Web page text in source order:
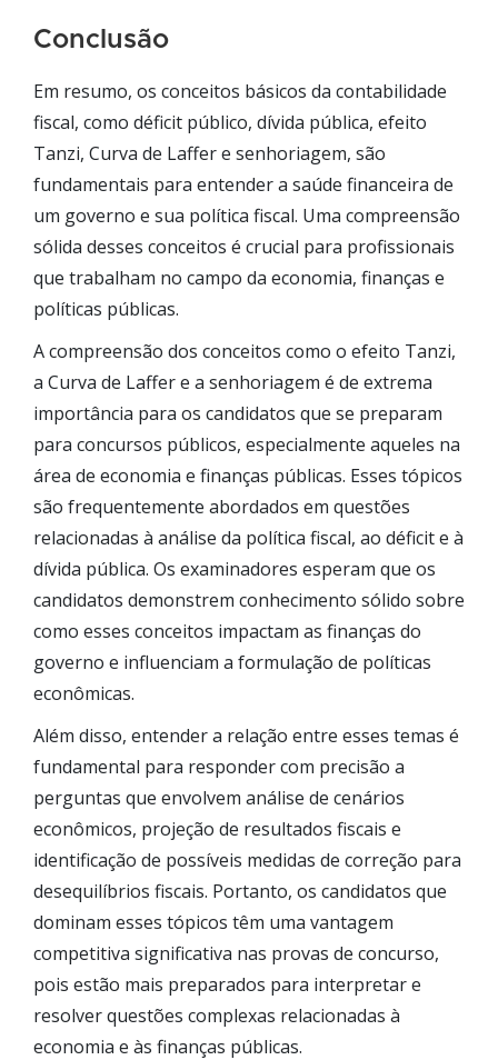
Conclusão
Em resumo, os conceitos básicos da contabilidade
fiscal, como déficit público, dívida pública, efeito
Tanzi, Curva de Laffer e senhoriagem, são
fundamentais para entender a saúde financeira de
um governo e sua política fiscal. Uma compreensão
sólida desses conceitos é crucial para profissionais
que trabalham no campo da economia, finanças e
políticas públicas.
A compreensão dos conceitos como o efeito Tanzi,
a Curva de Laffer e a senhoriagem é de extrema
importância para os candidatos que se preparam
para concursos públicos, especialmente aqueles na
área de economia e finanças públicas. Esses tópicos
são frequentemente abordados em questões
relacionadas à análise da política fiscal, ao déficit e à
dívida pública. Os examinadores esperam que os
candidatos demonstrem conhecimento sólido sobre
como esses conceitos impactam as finanças do
governo e influenciam a formulação de políticas
econômicas.
Além disso, entender a relação entre esses temas é
fundamental para responder com precisão a
perguntas que envolvem análise de cenários
econômicos, projeção de resultados fiscais e
identificação de possíveis medidas de correção para
desequilíbrios fiscais. Portanto, os candidatos que
dominam esses tópicos têm uma vantagem
competitiva significativa nas provas de concurso,
pois estão mais preparados para interpretar e
resolver questões complexas relacionadas à
economia e às finanças públicas.